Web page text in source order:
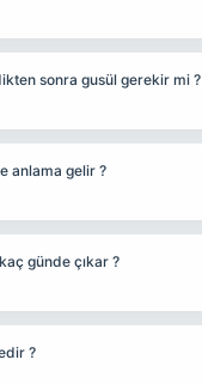
sonra gusül gerekir mi ?
anlama gelir ?
günde çıkar ?
?